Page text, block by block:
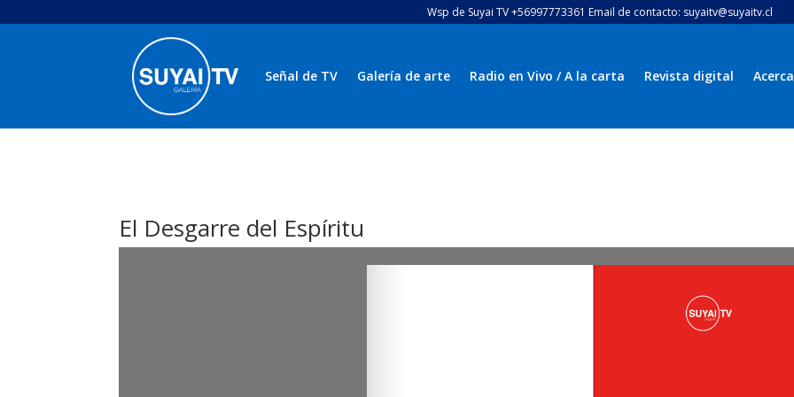
Wsp de Suyai TV +56997773361 Email de contacto: suyaitv@suyaitv.cl
Señal de TV Galería de arte Radio en Vivo / A la carta Revista digital
El Desgarre del Espíritu